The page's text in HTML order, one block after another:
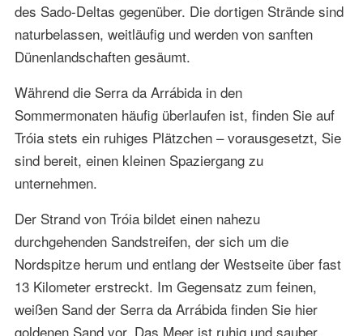
des Sado-Deltas gegenüber. Die dortigen Strände sind
naturbelassen, weitläufig und werden von sanften
Dünenlandschaften gesäumt.
Während die Serra da Arrábida in den
Sommermonaten häufig überlaufen ist, finden Sie auf
Tróia stets ein ruhiges Plätzchen – vorausgesetzt, Sie
sind bereit, einen kleinen Spaziergang zu
unternehmen.
Der Strand von Tróia bildet einen nahezu
durchgehenden Sandstreifen, der sich um die
Nordspitze herum und entlang der Westseite über fast
13 Kilometer erstreckt. Im Gegensatz zum feinen,
weißen Sand der Serra da Arrábida finden Sie hier
goldenen Sand vor. Das Meer ist ruhig und sauber.